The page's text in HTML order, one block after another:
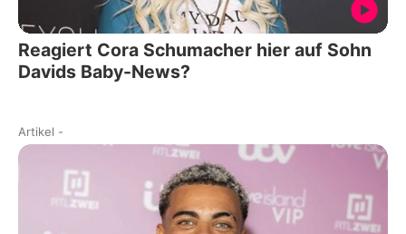
Reagiert Cora Schumacher hier auf Sohn
Davids Baby-News?
Artikel -